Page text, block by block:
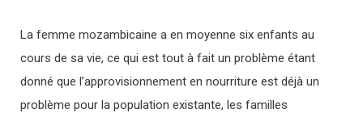
La femme mozambicaine a en moyenne six enfants au
cours de sa vie, ce qui est tout à fait un problème étant
donné que l’approvisionnement en nourriture est déjà un
problème pour la population existante, les familles